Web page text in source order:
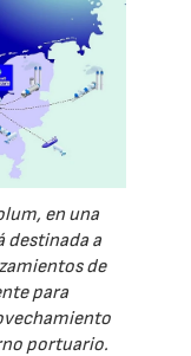
en una
destinada a
de
para
portuario.